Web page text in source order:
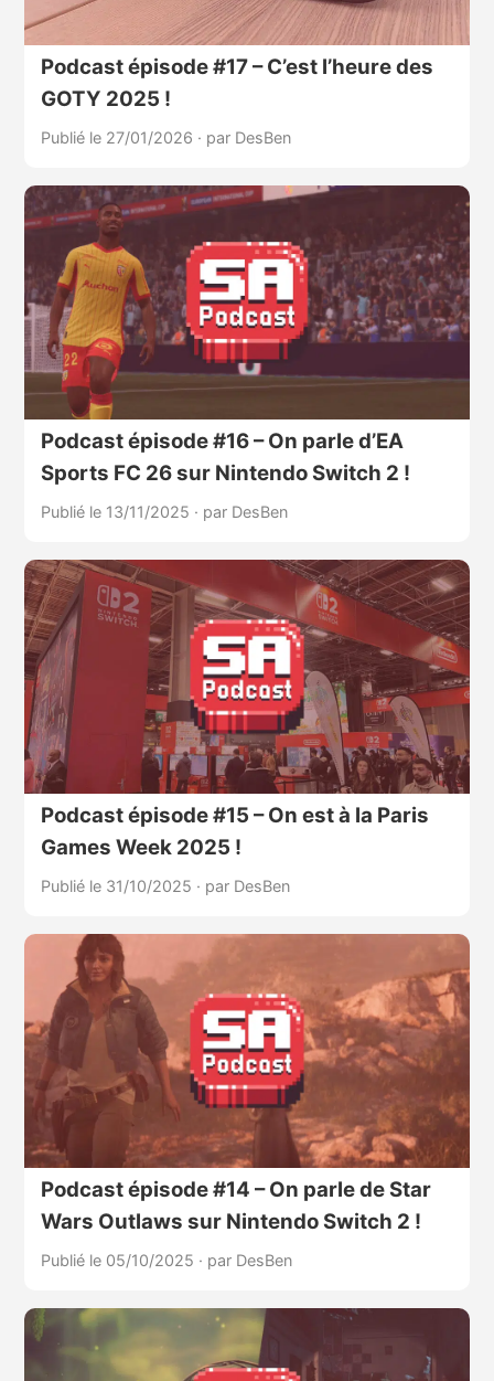
Podcast épisode #17 – C’est l’heure des
GOTY 2025 !
Publié le 27/01/2026 · par DesBen
Podcast épisode #16 – On parle d’EA
Sports FC 26 sur Nintendo Switch 2 !
Publié le 13/11/2025 · par DesBen
Podcast épisode #15 – On est à la Paris
Games Week 2025 !
Publié le 31/10/2025 · par DesBen
Podcast épisode #14 – On parle de Star
Wars Outlaws sur Nintendo Switch 2 !
Publié le 05/10/2025 · par DesBen